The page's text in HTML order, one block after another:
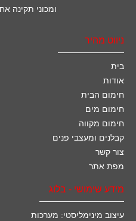
ומכוני תקינה
ניווט מהיר
בית
אודות
חימום הבית
חימום מים
חימום מקווה
קבלנים ומעצבי פנים
צור קשר
מפת אתר
מידע שימושי - בלוג
עיצוב מינימליסטי: מערכות